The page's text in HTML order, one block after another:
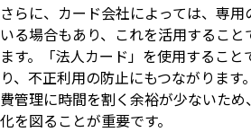
さらに、カード会社によっては、専
いる場合もあり、これを活用するこ
ます。「法人カード」を使用するこ
り、不正利用の防止にもつながりま
費管理に時間を割く余裕が少ないた
化を図ることが重要です。